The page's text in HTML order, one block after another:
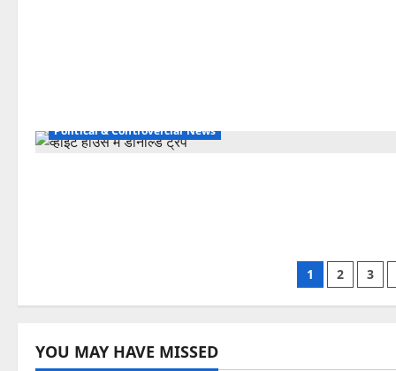
Political & Controvercial News
Posts
1 2 3
YOU MAY HAVE MISSED